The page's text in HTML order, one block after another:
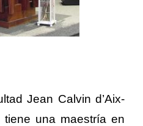
Jean Calvin d’Aix-
tiene una maestría en